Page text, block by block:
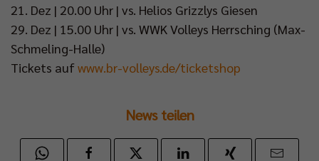
21. Dez | 20.00 Uhr | vs. Helios Grizzlys Giesen
29. Dez | 15.00 Uhr | vs. WWK Volleys Herrsching (Max-
Schmeling-Halle)
Tickets auf www.br-volleys.de/ticketshop
News teilen